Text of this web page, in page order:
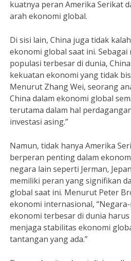
kuatnya peran Amerika Serikat
arah ekonomi global.
Di sisi lain, China juga tidak
ekonomi global saat ini. Sebagai
populasi terbesar di dunia,
kekuatan ekonomi yang tidak
Menurut Zhang Wei, seorang
China dalam ekonomi global
terutama dalam hal
investasi asing.”
Namun, tidak hanya Amerika
berperan penting dalam
negara lain seperti Jerman,
memiliki peran yang signifikan
global saat ini. Menurut Peter
ekonomi internasional,
ekonomi terbesar di dunia
menjaga stabilitas ekonomi
tantangan yang ada.”